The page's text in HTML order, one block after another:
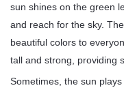
sun shines on the green
and reach for the sky.
beautiful colors to
tall and strong, providing
Sometimes, the sun